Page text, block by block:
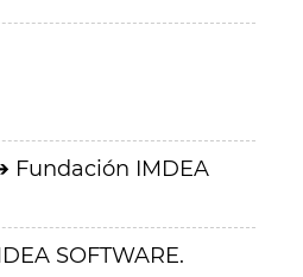
Fundación IMDEA
SOFTWARE.